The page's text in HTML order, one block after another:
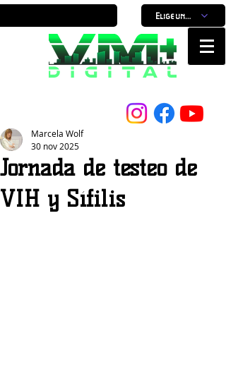
Elige un horario
Jornada de testeo de
VIH y Sífilis
Marcela Wolf
30 nov 2025